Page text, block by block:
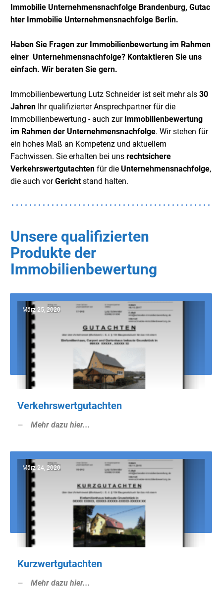
Immobilie Unternehmensnachfolge Brandenburg, Gutac
hter Immobilie Unternehmensnachfolge Berlin.
Haben Sie Fragen zur Immobilienbewertung im Rahmen
einer Unternehmensnachfolge? Kontaktieren Sie uns
einfach. Wir beraten Sie gern.
Immobilienbewertung Lutz Schneider ist seit mehr als 30
Jahren Ihr qualifizierter Ansprechpartner für die
Immobilienbewertung - auch zur Immobilienbewertung
im Rahmen der Unternehmensnachfolge. Wir stehen für
ein hohes Maß an Kompetenz und aktuellem
Fachwissen. Sie erhalten bei uns rechtsichere
Verkehrswertgutachten für die Unternehmensnachfolge,
die auch vorGerichtstand halten.
Unsere qualifizierten
Produkte der
Immobilienbewertung
März 25, 2020
Verkehrswertgutachten
Mehr dazu hier...
März 24, 2020
Kurzwertgutachten
Mehr dazu hier...